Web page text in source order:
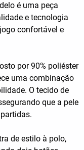
é uma peça
e tecnologia
confortável e
por 90% poliéster
uma combinação
O tecido de
que a pele
de estilo à polo,